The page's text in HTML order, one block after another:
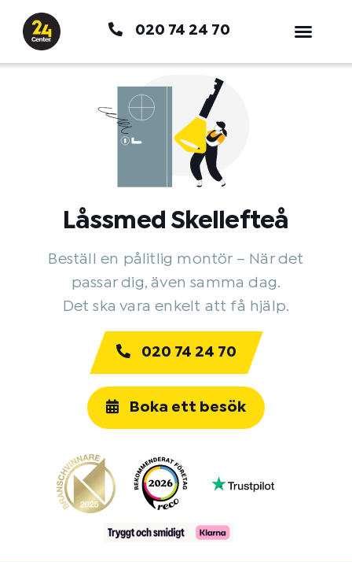
innehåll
020 74 24 70
Låssmed Skellefteå
Beställ en pålitlig montör – När det
passar dig, även samma dag.
Det ska vara enkelt att få hjälp.
020 74 24 70
Boka ett besök